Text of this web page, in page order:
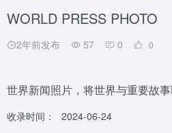
WORLD PRESS PHOTO
2年前发布 57 0 0
世界新闻照片，将世界与重要故
收录时间：
2024-06-24